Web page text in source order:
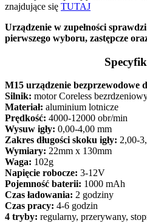
znajdujące się TUTAJ
Urządzenie w zupełności
pierwszego wyboru, zastępcze
M15 urządzenie bezprzewodowe
Silnik: motor Coreless
Materiał: aluminium lotnicze
Prędkość: 4000-12000 obr/min
Wysuw igły: 0,00-4,00 mm
Zakres długości skoku igły: 2,00-
Wymiary: 22mm x 130mm
Waga: 102g
Napięcie robocze: 3-12V
Pojemność baterii: 1000 mAh
Czas ładowania: 2 godziny
Czas pracy: 4-6 godzin
4 tryby: regularny, przerywany,